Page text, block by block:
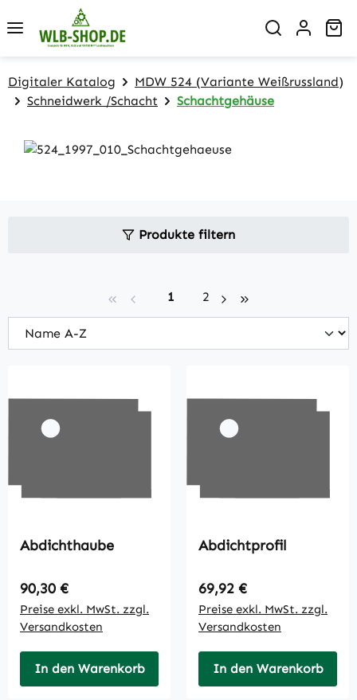
Zum Hauptinhalt springen
Digitaler Katalog
MDW 524 (Variante Weißrussland)
Schneidwerk /Schacht
Schachtgehäuse
Produkte filtern
Seite
1 Seite
2
Abdichthaube
Regulärer Preis:
90,30 €
Preise exkl. MwSt. zzgl.
Versandkosten
In den Warenkorb
Abdichtprofil
Regulärer Preis:
69,92 €
Preise exkl. MwSt. zzgl.
Versandkosten
In den Warenkorb